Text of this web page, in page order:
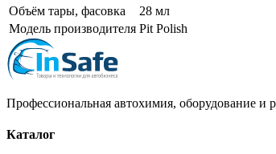
Объём тары, фасовка
28 мл
Модель производителя Pit Polish
Профессиональная автохимия, оборудование и
Каталог